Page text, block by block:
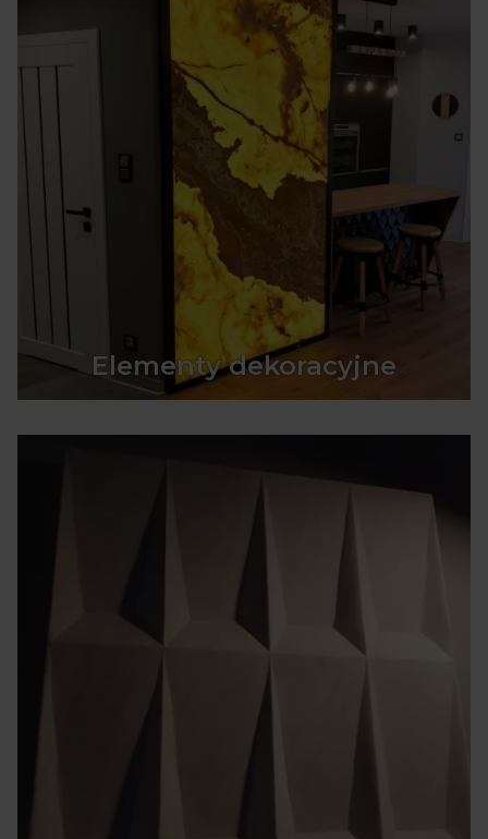
Elementy dekoracyjne